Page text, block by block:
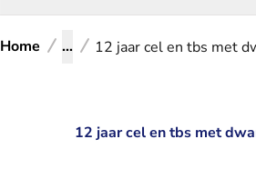
Home ... 12 jaar cel en tbs met
12 jaar cel en tbs met